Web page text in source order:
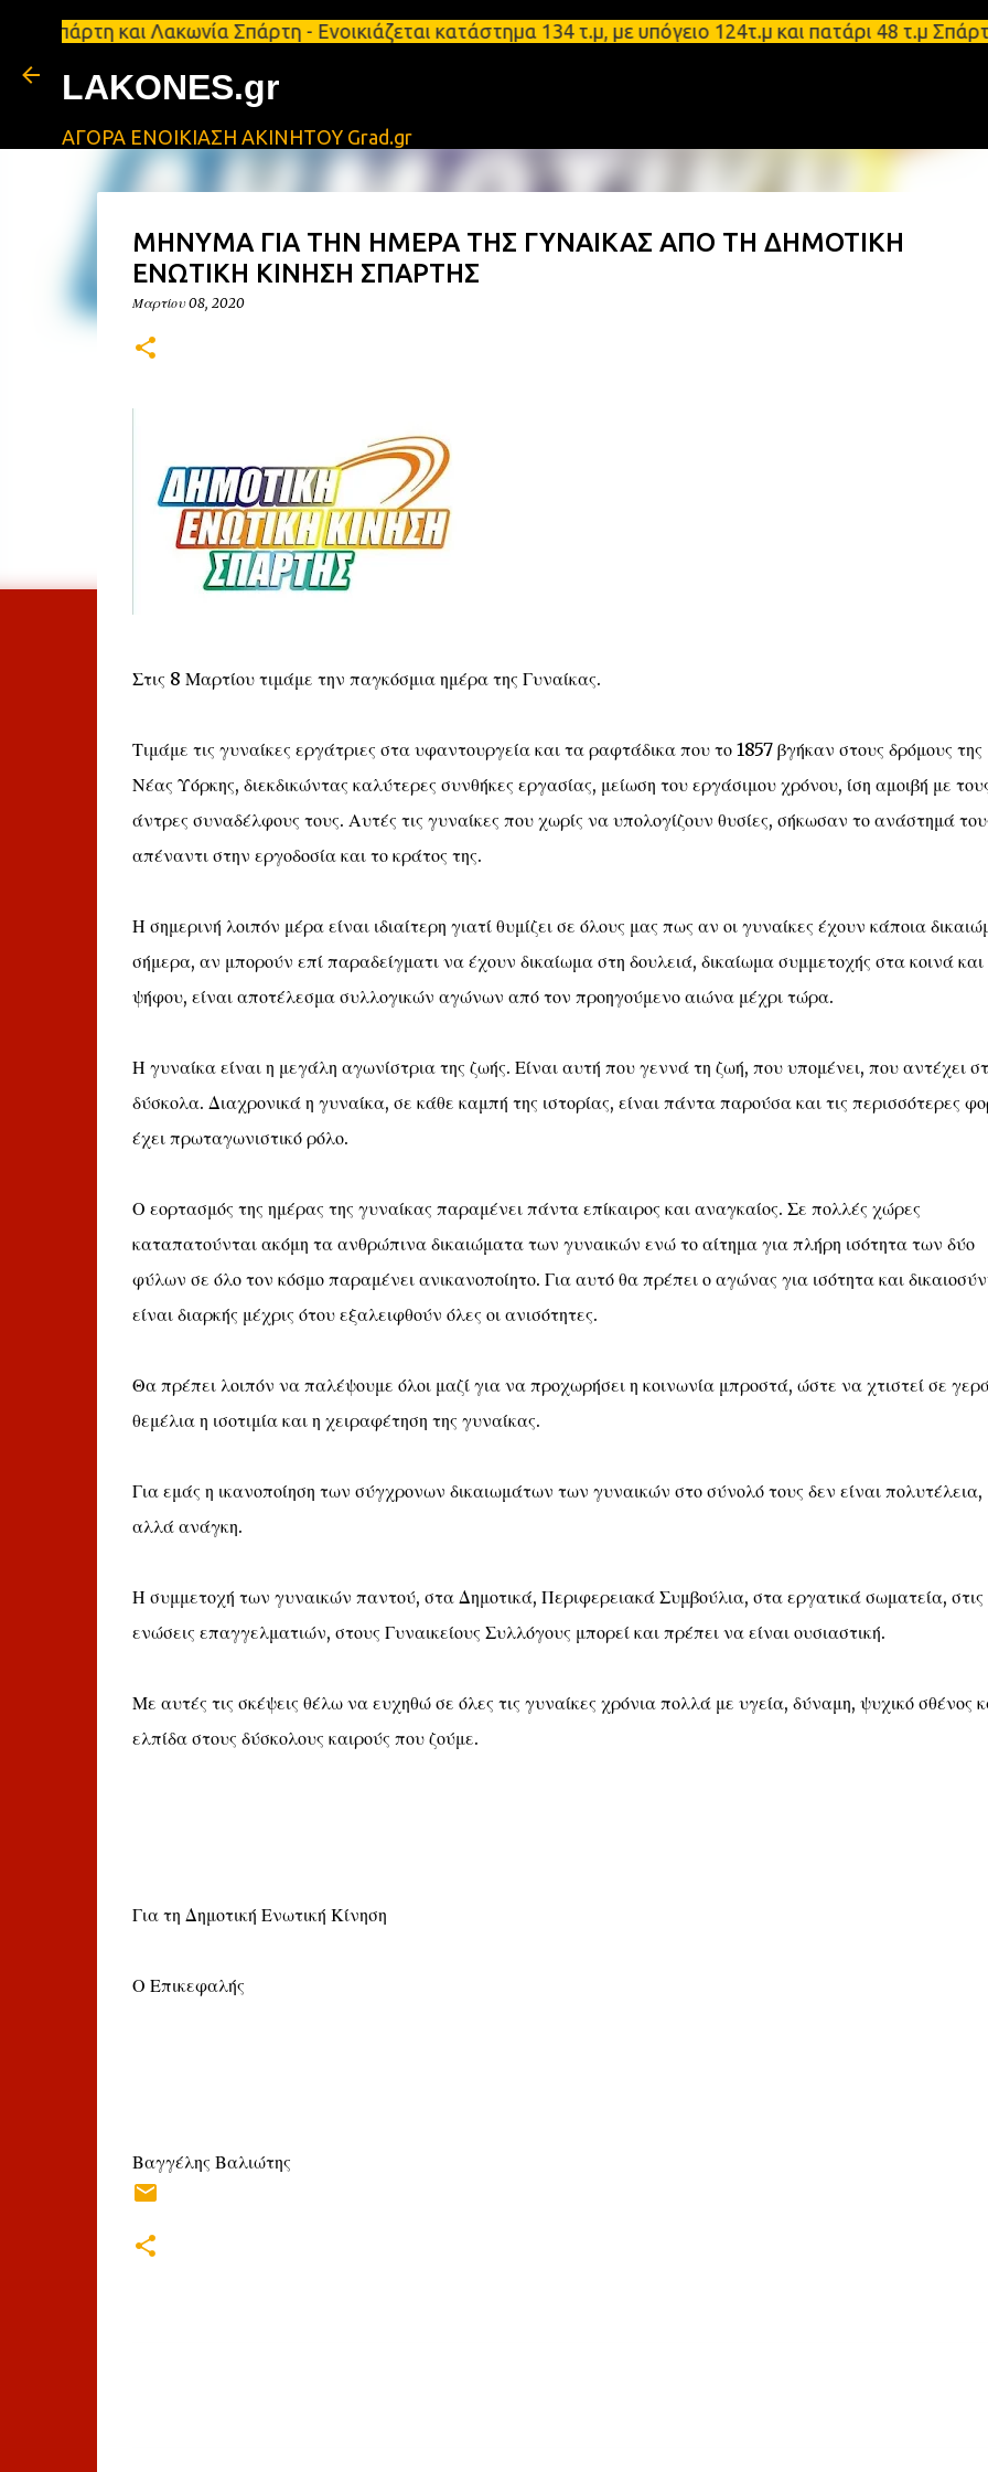
Μετάβαση στο κύριο περιεχόμενο
και Λακωνία Σπάρτη - Ενοικιάζεται κατάστημα 134 τ.μ, με υπόγειο 124τ.μ και πατάρι 48 τ.μ
LAKONES.gr
ΑΓΟΡΑ ΕΝΟΙΚΙΑΣΗ ΑΚΙΝΗΤΟΥ Grad.gr
ΜΗΝΥΜΑ ΓΙΑ ΤΗΝ ΗΜΕΡΑ ΤΗΣ ΓΥΝΑΙΚΑΣ ΑΠΟ ΤΗ ΔΗΜΟΤΙΚΗ
ΕΝΩΤΙΚΗ ΚΙΝΗΣΗ ΣΠΑΡΤΗΣ
Μαρτίου 08, 2020
Στις 8 Μαρτίου τιμάμε την παγκόσμια ημέρα της Γυναίκας.
Τιμάμε τις γυναίκες εργάτριες στα υφαντουργεία και τα ραφτάδικα που το 1857 βγήκαν στους δρόμους της
Νέας Υόρκης, διεκδικώντας καλύτερες συνθήκες εργασίας, μείωση του εργάσιμου χρόνου, ίση αμοιβή με
άντρες συναδέλφους τους. Αυτές τις γυναίκες που χωρίς να υπολογίζουν θυσίες, σήκωσαν το ανάστημά
απέναντι στην εργοδοσία και το κράτος της.
Η σημερινή λοιπόν μέρα είναι ιδιαίτερη γιατί θυμίζει σε όλους μας πως αν οι γυναίκες έχουν κάποια
σήμερα, αν μπορούν επί παραδείγματι να έχουν δικαίωμα στη δουλειά, δικαίωμα συμμετοχής στα κοινά και
ψήφου, είναι αποτέλεσμα συλλογικών αγώνων από τον προηγούμενο αιώνα μέχρι τώρα.
Η γυναίκα είναι η μεγάλη αγωνίστρια της ζωής. Είναι αυτή που γεννά τη ζωή, που υπομένει, που αντέχει
δύσκολα. Διαχρονικά η γυναίκα, σε κάθε καμπή της ιστορίας, είναι πάντα παρούσα και τις περισσότερες
έχει πρωταγωνιστικό ρόλο.
Ο εορτασμός της ημέρας της γυναίκας παραμένει πάντα επίκαιρος και αναγκαίος. Σε πολλές χώρες
καταπατούνται ακόμη τα ανθρώπινα δικαιώματα των γυναικών ενώ το αίτημα για πλήρη ισότητα των δύο
φύλων σε όλο τον κόσμο παραμένει ανικανοποίητο. Για αυτό θα πρέπει ο αγώνας για ισότητα και
είναι διαρκής μέχρις ότου εξαλειφθούν όλες οι ανισότητες.
Θα πρέπει λοιπόν να παλέψουμε όλοι μαζί για να προχωρήσει η κοινωνία μπροστά, ώστε να χτιστεί σε
θεμέλια η ισοτιμία και η χειραφέτηση της γυναίκας.
Για εμάς η ικανοποίηση των σύγχρονων δικαιωμάτων των γυναικών στο σύνολό τους δεν είναι πολυτέλεια,
αλλά ανάγκη.
Η συμμετοχή των γυναικών παντού, στα Δημοτικά, Περιφερειακά Συμβούλια, στα εργατικά σωματεία, στις
ενώσεις επαγγελματιών, στους Γυναικείους Συλλόγους μπορεί και πρέπει να είναι ουσιαστική.
Με αυτές τις σκέψεις θέλω να ευχηθώ σε όλες τις γυναίκες χρόνια πολλά με υγεία, δύναμη, ψυχικό σθένος
ελπίδα στους δύσκολους καιρούς που ζούμε.
Για τη Δημοτική Ενωτική Κίνηση
Ο Επικεφαλής
Βαγγέλης Βαλιώτης